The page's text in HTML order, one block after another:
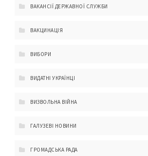
ВАКАНСІЇ ДЕРЖАВНОЇ СЛУЖБИ
ВАКЦИНАЦІЯ
ВИБОРИ
ВИДАТНІ УКРАЇНЦІ
ВИЗВОЛЬНА ВІЙНА
ГАЛУЗЕВІ НОВИНИ
ГРОМАДСЬКА РАДА